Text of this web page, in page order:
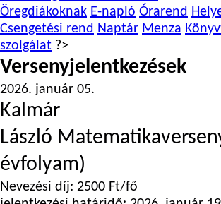
Öregdiákoknak E-napló Órarend
Csengetési rend Naptár Menza
szolgálat ?>
Versenyjelentkezések
2026. január 05.
Kalmár
László
évfolyam)
Nevezési díj: 2500 Ft/fő